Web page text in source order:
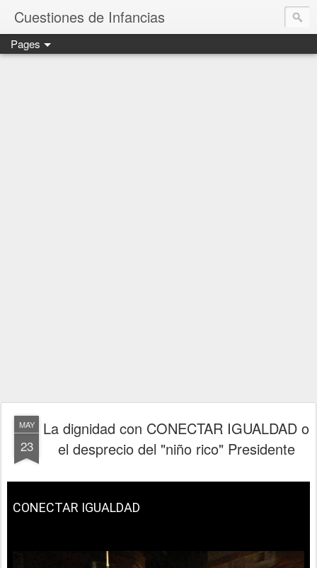
Cuestiones de Infancias
Pages
MAY
23
La dignidad con CONECTAR IGUALDAD o
el desprecio del "niño rico" Presidente
CONECTAR IGUALDAD